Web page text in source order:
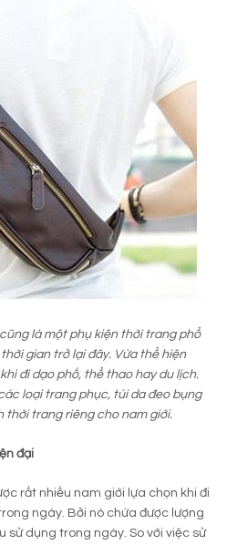
là một phụ kiện thời trang phổ
gian trở lại đây. Vừa thể hiện
đi dạo phố, thể thao hay du lịch.
loại trang phục, túi da đeo bụng
thời trang riêng cho nam giới.
đại
rất nhiều nam giới lựa chọn khi đi
ngày. Bởi nó chứa được lượng
sử dụng trong ngày. So với việc sử